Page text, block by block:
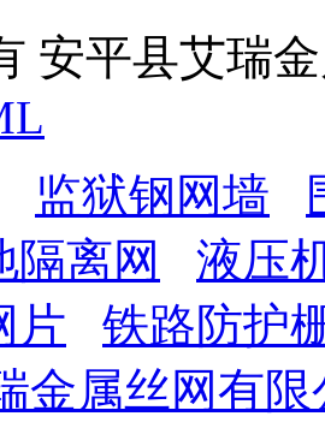
安平县艾瑞
监狱钢网墙
隔离网
液压
片
铁路防护
金属丝网有限